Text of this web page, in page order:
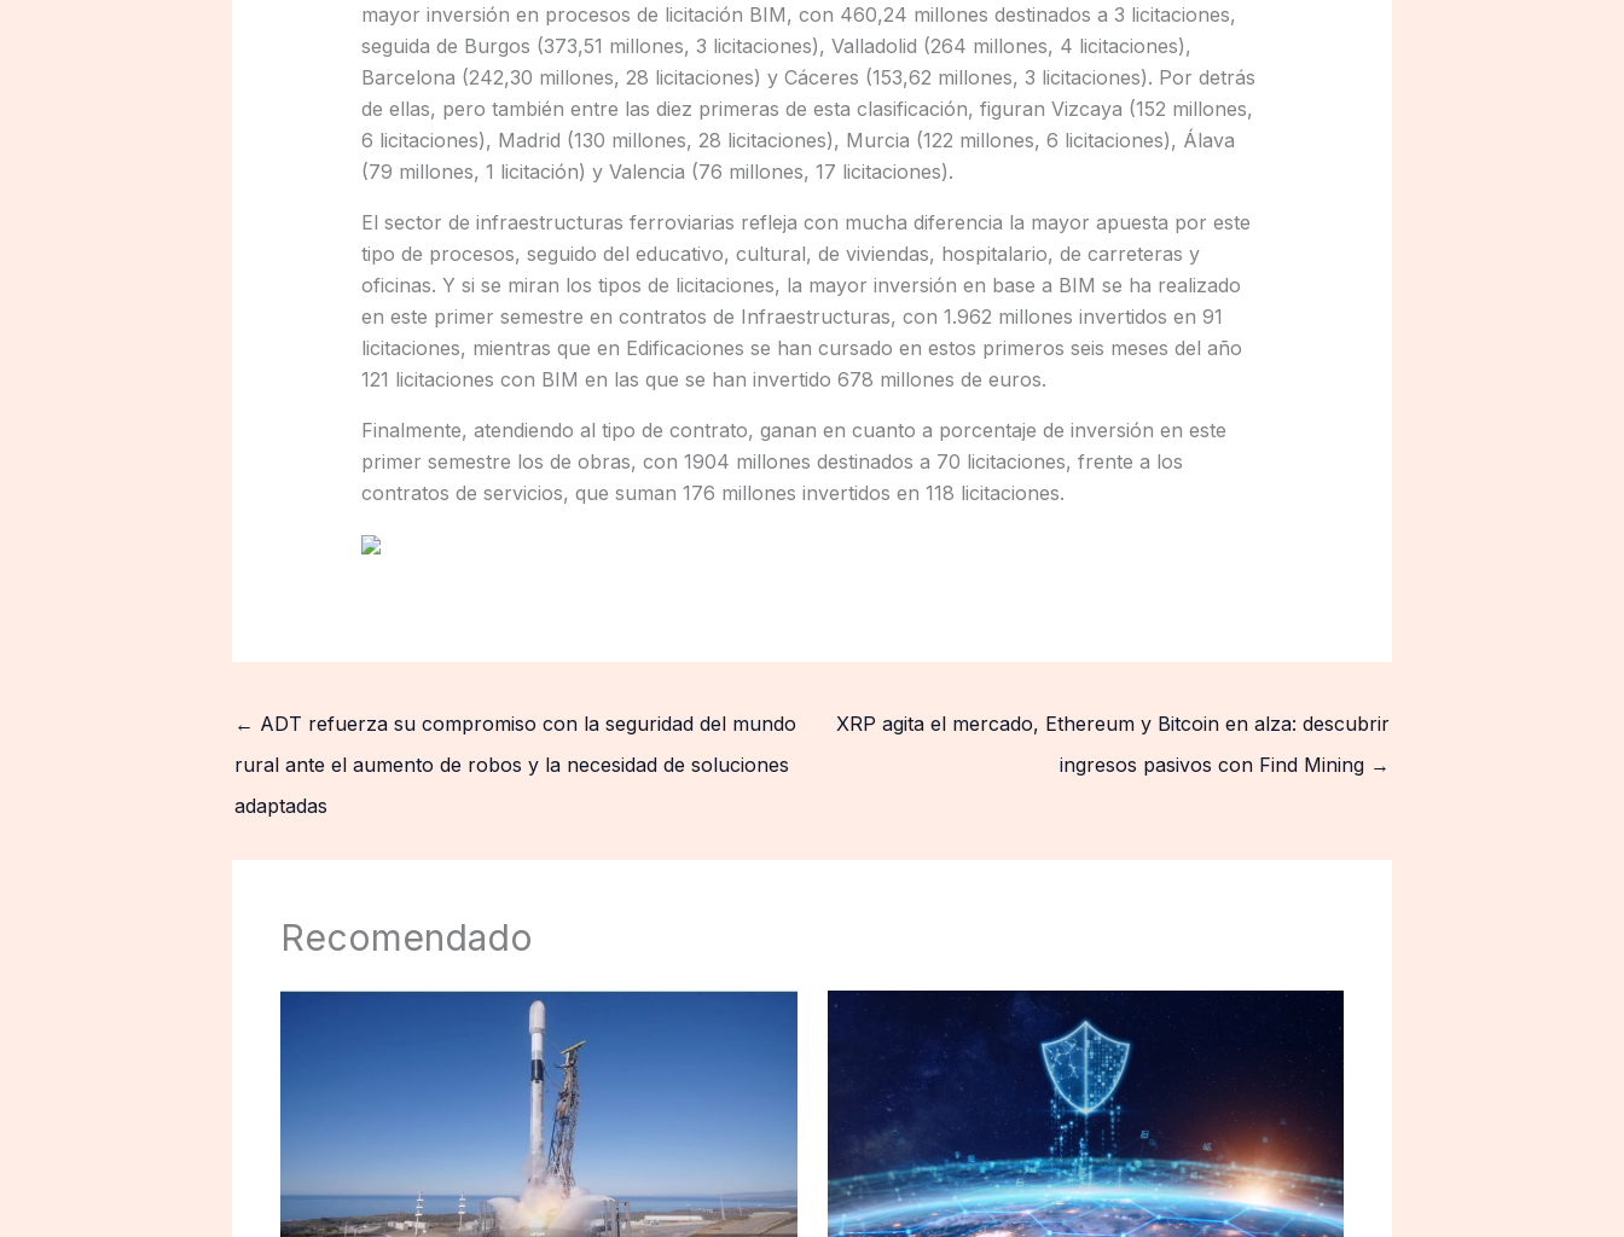
mayor inversión en procesos de licitación BIM, con 460,24 millones destinados a 3 licitaciones,
seguida de Burgos (373,51 millones, 3 licitaciones), Valladolid (264 millones, 4 licitaciones),
Barcelona (242,30 millones, 28 licitaciones) y Cáceres (153,62 millones, 3 licitaciones). Por detrás
de ellas, pero también entre las diez primeras de esta clasificación, figuran Vizcaya (152 millones,
6 licitaciones), Madrid (130 millones, 28 licitaciones), Murcia (122 millones, 6 licitaciones), Álava
(79 millones, 1 licitación) y Valencia (76 millones, 17 licitaciones).
El sector de infraestructuras ferroviarias refleja con mucha diferencia la mayor apuesta por este
tipo de procesos, seguido del educativo, cultural, de viviendas, hospitalario, de carreteras y
oficinas. Y si se miran los tipos de licitaciones, la mayor inversión en base a BIM se ha realizado
en este primer semestre en contratos de Infraestructuras, con 1.962 millones invertidos en 91
licitaciones, mientras que en Edificaciones se han cursado en estos primeros seis meses del año
121 licitaciones con BIM en las que se han invertido 678 millones de euros.
Finalmente, atendiendo al tipo de contrato, ganan en cuanto a porcentaje de inversión en este
primer semestre los de obras, con 1904 millones destinados a 70 licitaciones, frente a los
contratos de servicios, que suman 176 millones invertidos en 118 licitaciones.
← ADT refuerza su compromiso con la seguridad del mundo
rural ante el aumento de robos y la necesidad de soluciones
adaptadas
XRP agita el mercado, Ethereum y Bitcoin en alza: descubrir
ingresos pasivos con Find Mining →
Recomendado